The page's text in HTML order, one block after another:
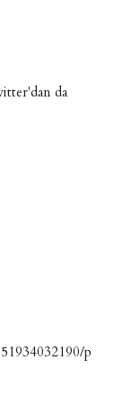
da
p